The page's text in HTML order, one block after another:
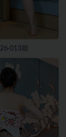
013期